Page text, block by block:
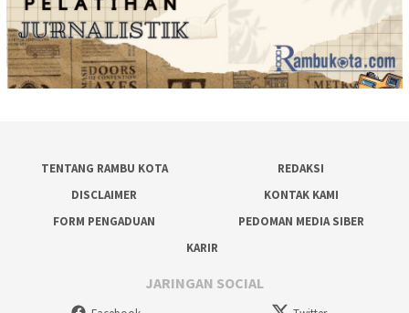
TENTANG RAMBU KOTA
REDAKSI
DISCLAIMER
KONTAK KAMI
FORM PENGADUAN
PEDOMAN MEDIA SIBER
KARIR
JARINGAN SOCIAL